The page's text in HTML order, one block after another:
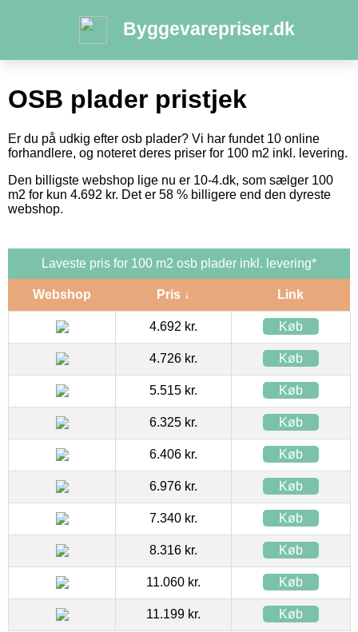
Byggevarepriser.dk
OSB plader pristjek
Er du på udkig efter osb plader? Vi har fundet 10 online
forhandlere, og noteret deres priser for 100 m2 inkl. levering.
Den billigste webshop lige nu er 10-4.dk, som sælger 100
m2 for kun 4.692 kr. Det er 58 % billigere end den dyreste
webshop.
Laveste pris for 100 m2 osb plader inkl. levering*
Webshop Pris ↓ Link
4.692 kr. Køb
4.726 kr. Køb
5.515 kr. Køb
6.325 kr. Køb
6.406 kr. Køb
6.976 kr. Køb
7.340 kr. Køb
8.316 kr. Køb
11.060 kr. Køb
11.199 kr. Køb